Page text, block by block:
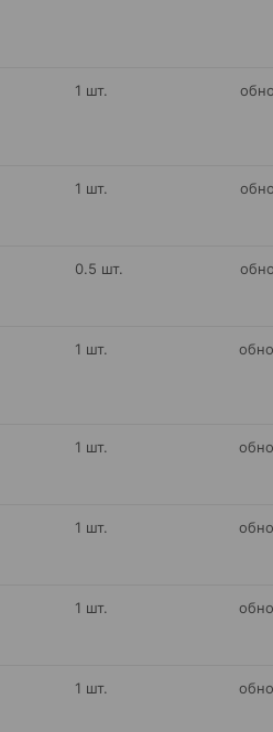
1 шт.
1 шт.
0.5 шт.
1 шт.
1 шт.
1 шт.
1 шт.
1 шт.